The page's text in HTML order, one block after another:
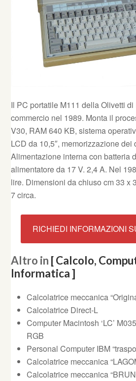
Il PC portatile M111 della Olivetti di
commercio nel 1989. Monta il
V30, RAM 640 KB, sistema
LCD da 10,5″, memorizzazione dei
Alimentazione interna con batteria
alimentatore da 17 V. 2,4 A. Nel
lire. Dimensioni da chiuso cm 33 x
7 circa.
RICHIEDI INFORMAZIONI
Altro in [ Calcolo,
Informatica ]
Calcolatrice meccanica
Calcolatrice Direct-L
Computer Macintosh ‘LC’
RGB
Personal Computer IBM
Calcolatrice meccanica
Calcolatrice meccanica